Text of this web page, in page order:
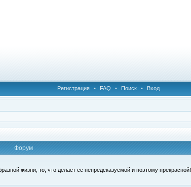
Регистрация • FAQ • Поиск • Вход
Форум
жизни, то, что делает ее непредсказуемой и поэтому прекрасной!